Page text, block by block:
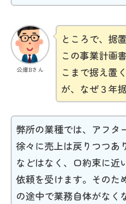
公庫Bさん
ところで、据
この事業計画
こまで据え置
が、なぜ３年
弊所の業種では、アフタ
徐々に売上は戻りつつあ
などはなく、口約束に近
依頼を受けます。そのた
の途中で業務自体がなく